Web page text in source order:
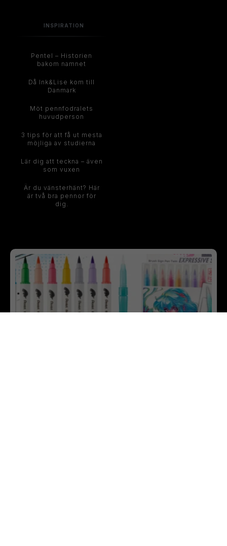
INSPIRATION
Pentel – Historien
bakom namnet
Då Ink&Lise kom till
Danmark
Möt pennfodralets
huvudperson
3 tips för att få ut mesta
möjliga av studierna
Lär dig att teckna – även
som vuxen
Är du vänsterhänt? Här
är två bra pennor för
dig.